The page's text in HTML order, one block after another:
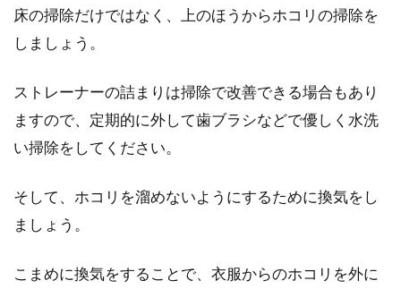
床の掃除だけではなく、上のほうからホコリの掃除を
しましょう。
ストレーナーの詰まりは掃除で改善できる場合もあり
ますので、定期的に外して歯ブラシなどで優しく水洗
い掃除をしてください。
そして、ホコリを溜めないようにするために換気をし
ましょう。
こまめに換気をすることで、衣服からのホコリを外に